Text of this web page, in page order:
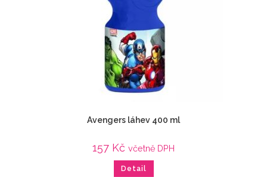
Avengers láhev 400 ml
157 Kč včetně DPH
Detail